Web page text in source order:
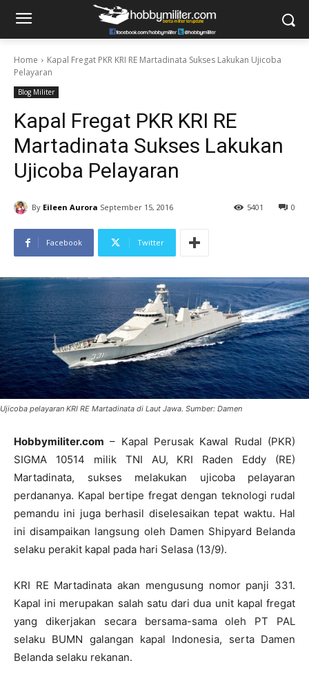
Home
Kapal Fregat PKR KRI RE Martadinata Sukses Lakukan Ujicoba
Pelayaran
Blog Militer
Kapal Fregat PKR KRI RE
Martadinata Sukses Lakukan
Ujicoba Pelayaran
By Eileen Aurora September 15, 2016 0
5401
Facebook Twitter
Ujicoba pelayaran KRI RE Martadinata di Laut Jawa. Sumber: Damen
Hobbymiliter.com – Kapal Perusak Kawal Rudal (PKR)
SIGMA 10514 milik TNI AU, KRI Raden Eddy (RE)
Martadinata, sukses melakukan ujicoba pelayaran
perdananya. Kapal bertipe fregat dengan teknologi rudal
pemandu ini juga berhasil diselesaikan tepat waktu. Hal
ini disampaikan langsung oleh Damen Shipyard Belanda
selaku perakit kapal pada hari Selasa (13/9).
KRI RE Martadinata akan mengusung nomor panji 331.
Kapal ini merupakan salah satu dari dua unit kapal fregat
yang dikerjakan secara bersama-sama oleh PT PAL
selaku BUMN galangan kapal Indonesia, serta Damen
Belanda selaku rekanan.